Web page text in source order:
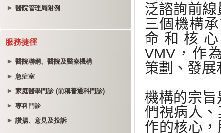
醫院管理局附例
服務捷徑
醫院聯網、醫院及醫療機構
急症室
家庭醫學門診 (前稱普通科門診)
專科門診
讚揚、意見及投訴